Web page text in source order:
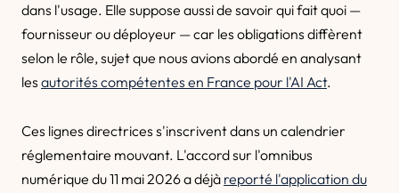
dans l'usage. Elle suppose aussi de savoir qui fait quoi —
fournisseur ou déployeur — car les obligations diffèrent
selon le rôle, sujet que nous avions abordé en analysant
les autorités compétentes en France pour l'AI Act.
Ces lignes directrices s'inscrivent dans un calendrier
réglementaire mouvant. L'accord sur l'omnibus
numérique du 11 mai 2026 a déjà reporté l'application du